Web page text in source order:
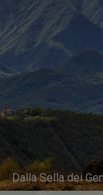
Dalla Sella dei